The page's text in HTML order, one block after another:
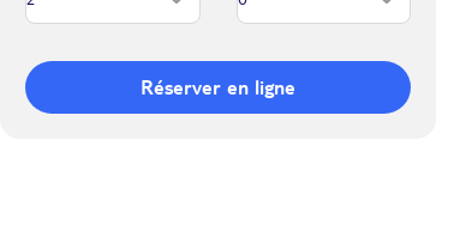
Réserver en ligne